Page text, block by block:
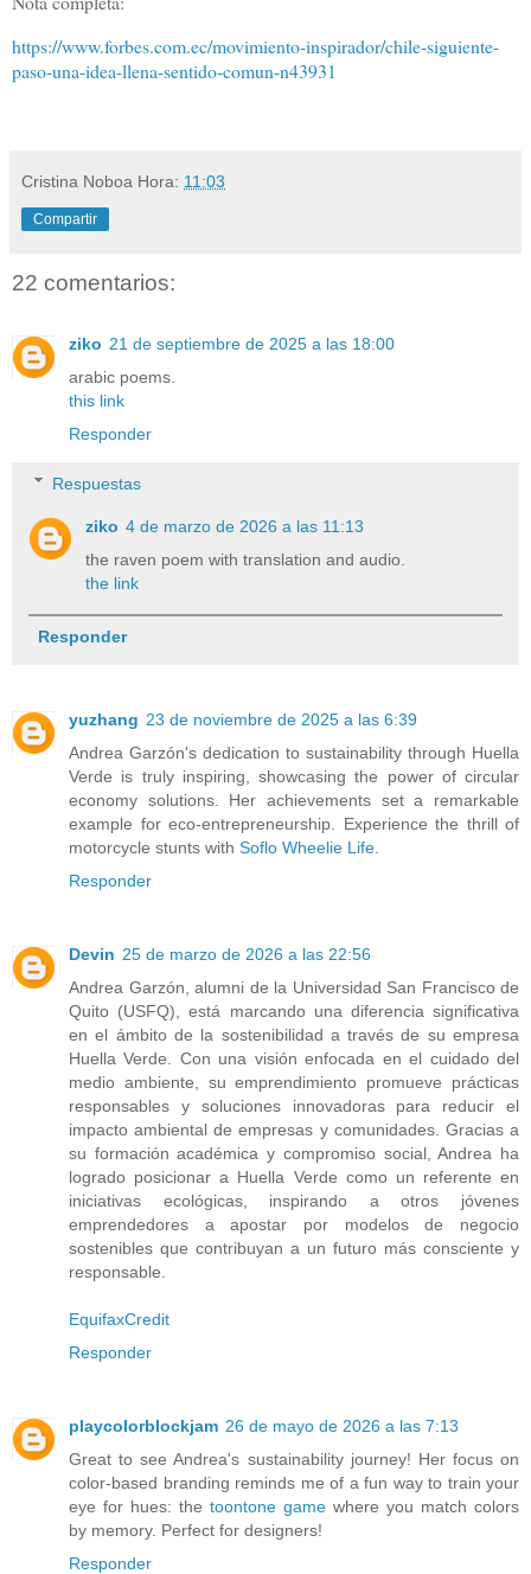
https://www.forbes.com.ec/movimiento-inspirador/chile-siguiente-
paso-una-idea-llena-sentido-comun-n43931
Cristina Noboa Hora: 11:03
Compartir
22 comentarios:
ziko 21 de septiembre de 2025 a las 18:00
arabic poems.
this link
Responder
Respuestas
ziko 4 de marzo de 2026 a las 11:13
the raven poem with translation and audio.
the link
Responder
yuzhang 23 de noviembre de 2025 a las 6:39
Andrea Garzón's dedication to sustainability through Huella
Verde is truly inspiring, showcasing the power of circular
economy solutions. Her achievements set a remarkable
example for eco-entrepreneurship. Experience the thrill of
motorcycle stunts with Soflo Wheelie Life
Responder
Devin 25 de marzo de 2026 a las 22:56
Andrea Garzón, alumni de la Universidad San Francisco de
Quito (USFQ), está marcando una diferencia significativa
en el ámbito de la sostenibilidad a través de su empresa
Huella Verde. Con una visión enfocada en el cuidado del
medio ambiente, su emprendimiento promueve prácticas
responsables y soluciones innovadoras para reducir el
impacto ambiental de empresas y comunidades. Gracias a
su formación académica y compromiso social, Andrea ha
logrado posicionar a Huella Verde como un referente en
iniciativas ecológicas, inspirando a otros jóvenes
emprendedores a apostar por modelos de negocio
sostenibles que contribuyan a un futuro más consciente y
responsable.
EquifaxCredit
Responder
playcolorblockjam 26 de mayo de 2026 a las 7:13
Great to see Andrea's sustainability journey! Her focus on
color-based branding reminds me of a fun way to train your
eye for hues: the toontone game where you match colors
by memory. Perfect for designers!
Responder